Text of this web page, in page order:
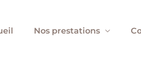
Nos prestations